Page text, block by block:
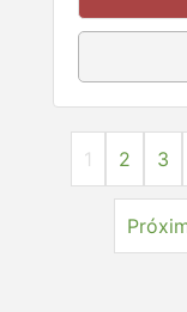
1 2 3